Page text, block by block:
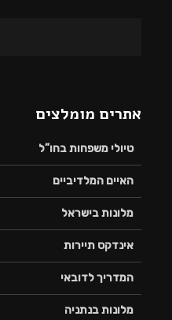
אתרים מומלצים
טיולי משפחות בחו”ל
האיים המלדיביים
מלונות בישראל
אינדקס תיירות
המדריך לדובאי
מלונות בנתניה